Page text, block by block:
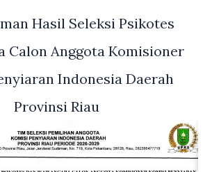
Hasil Seleksi Psikotes
Calon Anggota Komisioner
Indonesia Daerah
Provinsi Riau